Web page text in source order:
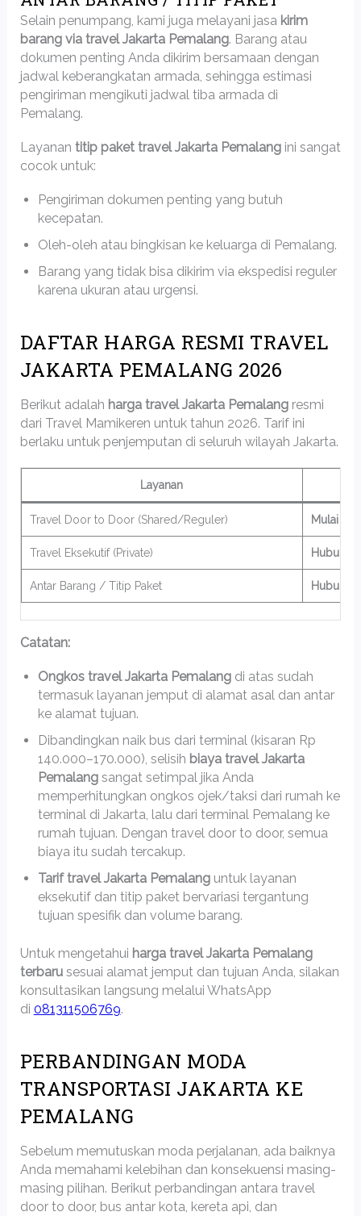
Selain penumpang, kami juga melayani jasa kirim
barang via travel Jakarta Pemalang. Barang atau
dokumen penting Anda dikirim bersamaan dengan
jadwal keberangkatan armada, sehingga estimasi
pengiriman mengikuti jadwal tiba armada di
Pemalang.
Layanan titip paket travel Jakarta Pemalangini sangat
cocok untuk:
Pengiriman dokumen penting yang butuh
kecepatan.
Oleh-oleh atau bingkisan ke keluarga di Pemalang.
Barang yang tidak bisa dikirim via ekspedisi reguler
karena ukuran atau urgensi.
DAFTAR HARGA RESMI TRAVEL
JAKARTA PEMALANG 2026
Berikut adalah harga travel Jakarta Pemalangresmi
dari Travel Mamikeren untuk tahun 2026. Tarif ini
berlaku untuk penjemputan di seluruh wilayah Jakarta.
Layanan
Travel Door to Door (Shared/Reguler) Mulai
Travel Eksekutif (Private) Hubungi
Antar Barang / Titip Paket Hubungi
Catatan:
Ongkos travel Jakarta Pemalangdi atas sudah
termasuk layanan jemput di alamat asal dan antar
ke alamat tujuan.
Dibandingkan naik bus dari terminal (kisaran Rp
140.000–170.000), selisih biaya travel Jakarta
Pemalangsangat setimpal jika Anda
memperhitungkan ongkos ojek/taksi dari rumah ke
terminal di Jakarta, lalu dari terminal Pemalang ke
rumah tujuan. Dengan travel door to door, semua
biaya itu sudah tercakup.
Tarif travel Jakarta Pemalanguntuk layanan
eksekutif dan titip paket bervariasi tergantung
tujuan spesifik dan volume barang.
Untuk mengetahui harga travel Jakarta Pemalang
terbarusesuai alamat jemput dan tujuan Anda, silakan
konsultasikan langsung melalui WhatsApp
di 081311506769.
PERBANDINGAN MODA
TRANSPORTASI JAKARTA KE
PEMALANG
Sebelum memutuskan moda perjalanan, ada baiknya
Anda memahami kelebihan dan konsekuensi masing-
masing pilihan. Berikut perbandingan antara travel
door to door, bus antar kota, kereta api, dan